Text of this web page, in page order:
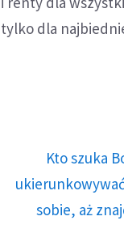
tylko dla
Kto szuka
sobie, aż